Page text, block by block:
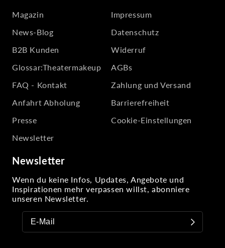
Magazin
News-Blog
B2B Kunden
Glossar:Theatermakeup
FAQ - Kontakt
Anfahrt Abholung
Presse
Newsletter
Impressum
Datenschutz
Widerruf
AGBs
Zahlung und Versand
Barrierefreiheit
Cookie-Einstellungen
Newsletter
Wenn du keine Infos, Updates, Angebote und
Inspirationen mehr verpassen willst, abonniere
unseren Newsletter.